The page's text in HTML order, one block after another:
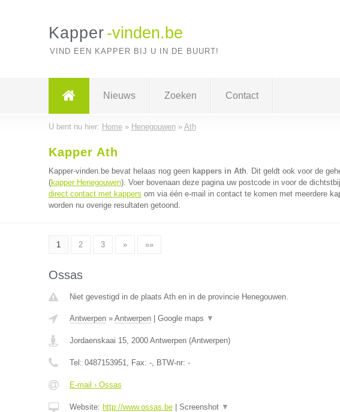
Kapper -vinden.be
VIND EEN KAPPER BIJ U IN DE BUURT!
Nieuws Zoeken Contact
U bent nu hier: Home» Henegouwen» Ath
Kapper Ath
Kapper-vinden.be bevat helaas nog geen kappers in Ath. Dit geldt ook voor de
(kapper Henegouwen). Voer bovenaan deze pagina uw postcode in voor de
direct contact met kappers om via één e-mail in contact te komen met meerdere
worden nu overige resultaten getoond.
1 2 3 » »»
Ossas
Niet gevestigd in de plaats Ath en in de provincie Henegouwen.
Antwerpen» Antwerpen| Google maps ▼
Jordaenskaai 15, 2000 Antwerpen(Antwerpen)
Tel: 0487153951, Fax: -, BTW-nr: -
E-mail › Ossas
Website: http://www.ossas.be| Screenshot ▼